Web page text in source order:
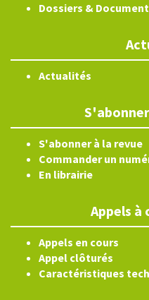
Dossiers &
Actualités
S'abonner à la revue
Commander un
En librairie
Appels
Appels en cours
Appel clôturés
Caractéristiques